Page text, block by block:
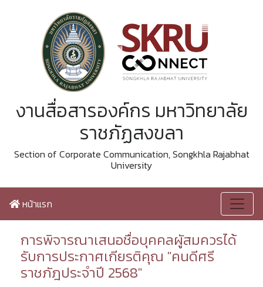
งานสื่อสารองค์กร มหาวิทยาลัย
ราชภัฏสงขลา
Section of Corporate Communication, Songkhla Rajabhat
University
หน้าแรก
การพิจารณาเสนอชื่อบุคคลผูัสมควรได้
รับการประกาศเกียรติคุณ "คนดีศรี
ราชภัฎประจำปี 2568"